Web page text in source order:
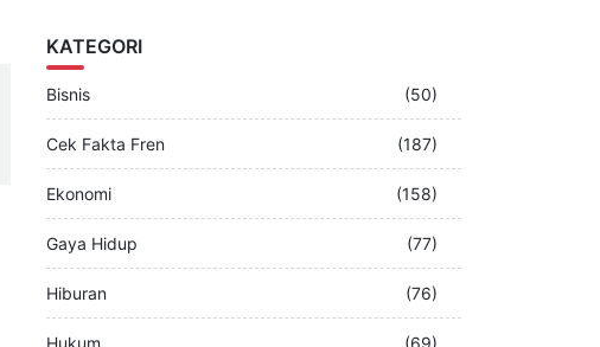
KATEGORI
Bisnis (50)
Cek Fakta Fren (187)
Ekonomi (158)
Gaya Hidup (77)